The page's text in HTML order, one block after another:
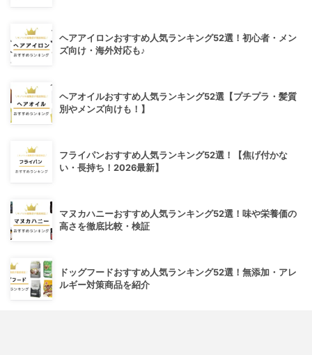
ヘアアイロンおすすめ人気ランキング52選！初心者・メン
ズ向け・海外対応も♪
ヘアオイルおすすめ人気ランキング52選【プチプラ・髪質
別やメンズ向けも！】
フライパンおすすめ人気ランキング52選！【焦げ付かな
い・長持ち！2026最新】
マヌカハニーおすすめ人気ランキング52選！味や栄養価の
高さを徹底比較・検証
ドッグフードおすすめ人気ランキング52選！無添加・アレ
ルギー対策商品を紹介